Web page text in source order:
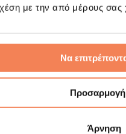
με την από μέρους
Να
Προσαρμογή
Άρνηση